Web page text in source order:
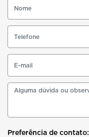
Preferência de contato: